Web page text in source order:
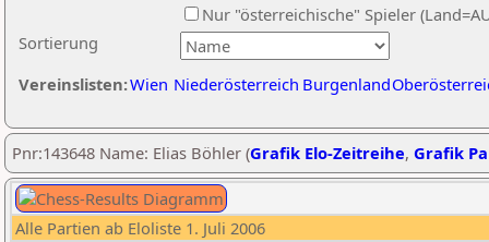
Sortierung
Nur "österreichische" Spieler
Vereinslisten:Wien Niederösterreich Burgenland
Pnr:143648 Name: Elias Böhler (Grafik Elo-Zeitreihe, Grafik
Alle Partien ab Eloliste 1. Juli 2006